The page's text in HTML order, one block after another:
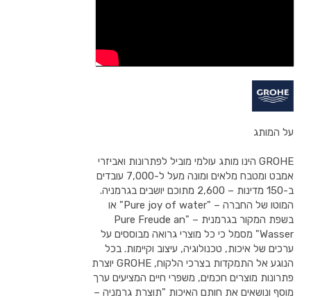
על המותג
GROHE הינו מותג עולמי מוביל לפתרונות ואביזרי
אמבט ומטבח מלאים ומונה מעל ל-7,000 עובדים
ב-150 מדינות – 2,600 מתוכם יושבים בגרמניה.
המוטו של החברה – "Pure joy of water" או
בשפת המקור בגרמנית – "Pure Freude an
Wasser" מסמל כי כל מוצרי גרואה מבוססים על
ערכים של איכות, טכנולוגיה, עיצוב וקיימות. בכל
הנוגע אל התמקדות בצרכי הלקוח, GROHE יוצרת
פתרונות מוצרים חכמים, משפרי חיים המציעים ערך
מוסף ונושאים את חותם האיכות "תוצרת גרמניה –